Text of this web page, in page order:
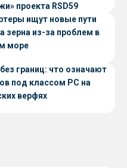
проекта RSD59
ищут новые пути
зерна из-за проблем в
море
границ: что означают
под классом РС на
верфях